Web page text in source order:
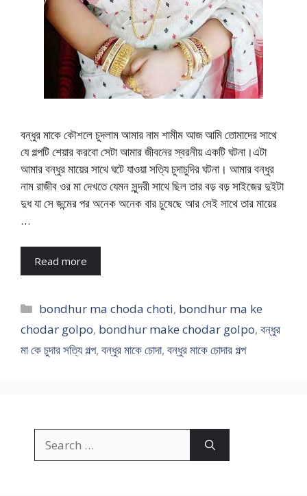
বন্ধুর মাকে কৌশলে চুদলাম আমার নাম শামীম আজ আমি তোমাদের সাথে
যে গল্পটি শেয়ার করবো সেটা আমার জীবনের স্বরনীয় একটি ঘটনা।এটা
আমার বন্ধুর মায়ের সাথে ঘটে যাওয়া সত্যি চুদাচুদির ঘটনা। আমার বন্ধুর
নাম রাজীব ওর মা দেখতে যেমন সুন্দরী সাথে ছিল তার বড় বড় সাইজের দুইটা
দুধ যা সে জন্মের পর অনেক অনেক বার চুষেছে আর সেই সাথে তার মায়ের
…
Read more
Categories
bondhur ma choda choti, bondhur ma ke
chodar golpo, bondhur make chodar golpo, বন্ধুর
মা কে চুদার সত্যি গল্প, বন্ধুর মাকে চোদা, বন্ধুর মাকে চোদার গল্প
for: